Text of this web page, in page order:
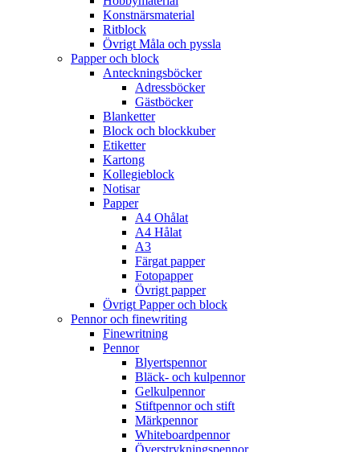
Konstnärsmaterial
Ritblock
Övrigt Måla och pyssla
Papper och block
Anteckningsböcker
Adressböcker
Gästböcker
Blanketter
Block och blockkuber
Etiketter
Kartong
Kollegieblock
Notisar
Papper
A4 Ohålat
A4 Hålat
A3
Färgat papper
Fotopapper
Övrigt papper
Övrigt Papper och block
Pennor och finewriting
Finewritning
Pennor
Blyertspennor
Bläck- och kulpennor
Gelkulpennor
Stiftpennor och stift
Märkpennor
Whiteboardpennor
Överstrykningspennor